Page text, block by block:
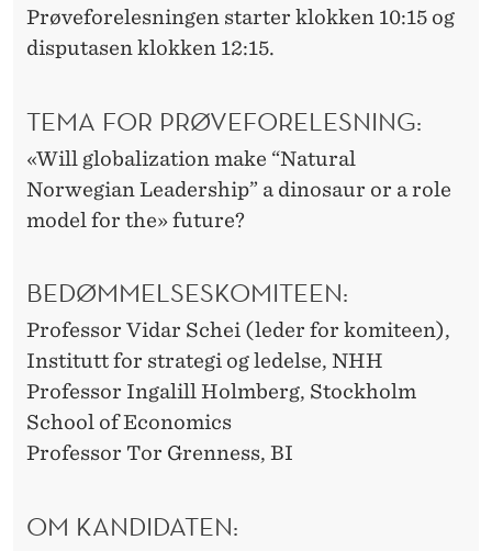
Prøveforelesningen starter klokken 10:15 og
disputasen klokken 12:15.
TEMA FOR PRØVEFORELESNING:
«Will globalization make “Natural
Norwegian Leadership” a dinosaur or a role
model for the» future?
BEDØMMELSESKOMITEEN:
Professor Vidar Schei (leder for komiteen),
Institutt for strategi og ledelse, NHH
Professor Ingalill Holmberg, Stockholm
School of Economics
Professor Tor Grenness, BI
OM KANDIDATEN: